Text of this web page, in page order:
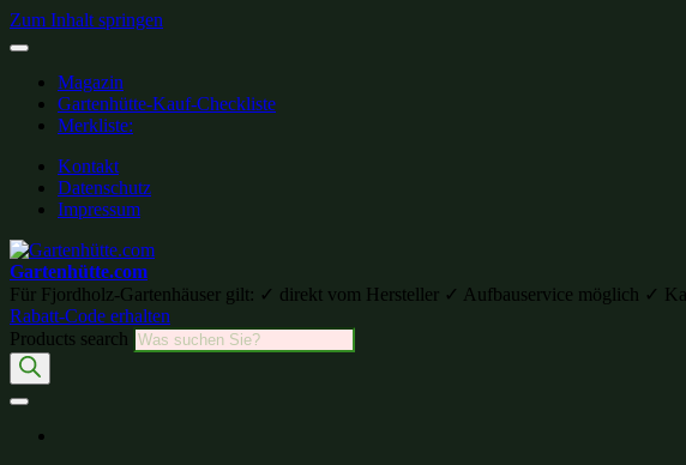
Zum Inhalt springen
Magazin
Gartenhütte-Kauf-Checkliste
Merkliste:
Kontakt
Datenschutz
Impressum
Gartenhütte.com
Für Fjordholz-Gartenhäuser gilt: ✓ direkt vom Hersteller ✓ Aufbauservice möglich ✓
Rabatt-Code erhalten
Products search